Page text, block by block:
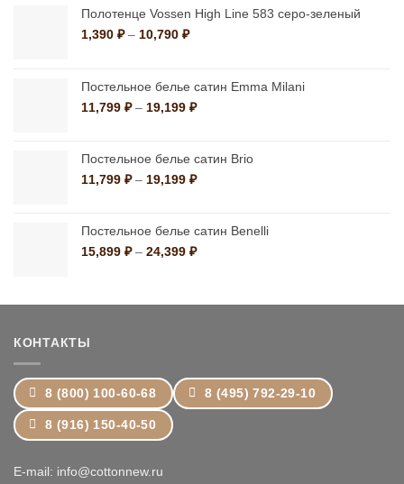
Полотенце Vossen High Line 583 серо-зеленый
1,390 ₽ – 10,790 ₽Диапазон
–
10,790 ₽
Постельное белье сатин Emma Milani
11,799 ₽ – 19,199 ₽Диапазон
–
19,199 ₽
Постельное белье сатин Brio
11,799 ₽ – 19,199 ₽Диапазон
–
19,199 ₽
Постельное белье сатин Benelli
15,899 ₽ – 24,399 ₽Диапазон
–
КОНТАКТЫ
8 (800) 100-60-68 8 (495) 792-29-10
8 (916) 150-40-50
E-mail: info@cottonnew.ru